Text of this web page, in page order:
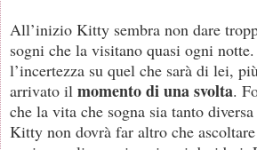
All’inizio Kitty sembra non dare
sogni che la visitano quasi ogni
l’incertezza su quel che sarà di lei,
arrivato il momento di una svolta.
che la vita che sogna sia tanto
Kitty non dovrà far altro che